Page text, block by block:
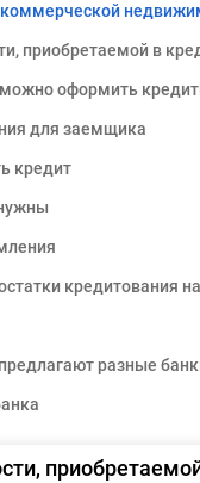
коммерческой
приобретаемой в
можно оформить
для заемщика
кредит
кредитования
разные